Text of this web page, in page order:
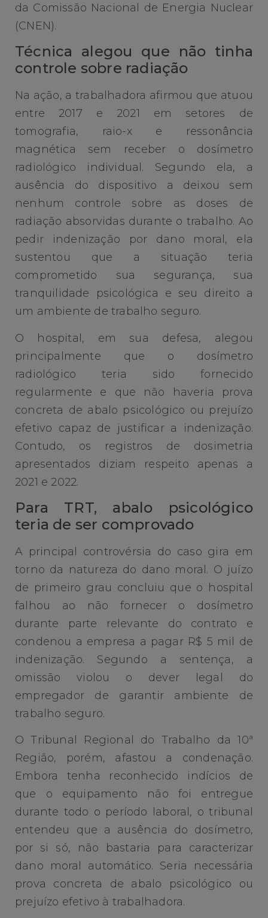
da Comissão Nacional de Energia Nuclear
(CNEN).
Técnica alegou que não tinha
controle sobre radiação
Na ação, a trabalhadora afirmou que atuou
entre 2017 e 2021 em setores de
tomografia, raio-x e ressonância
magnética sem receber o dosímetro
radiológico individual. Segundo ela, a
ausência do dispositivo a deixou sem
nenhum controle sobre as doses de
radiação absorvidas durante o trabalho. Ao
pedir indenização por dano moral, ela
sustentou que a situação teria
comprometido sua segurança, sua
tranquilidade psicológica e seu direito a
um ambiente de trabalho seguro.
O hospital, em sua defesa, alegou
principalmente que o dosímetro
radiológico teria sido fornecido
regularmente e que não haveria prova
concreta de abalo psicológico ou prejuízo
efetivo capaz de justificar a indenização.
Contudo, os registros de dosimetria
apresentados diziam respeito apenas a
2021 e 2022.
Para TRT, abalo psicológico
teria de ser comprovado
A principal controvérsia do caso gira em
torno da natureza do dano moral. O juízo
de primeiro grau concluiu que o hospital
falhou ao não fornecer o dosímetro
durante parte relevante do contrato e
condenou a empresa a pagar R$ 5 mil de
indenização. Segundo a sentença, a
omissão violou o dever legal do
empregador de garantir ambiente de
trabalho seguro.
O Tribunal Regional do Trabalho da 10ª
Região, porém, afastou a condenação.
Embora tenha reconhecido indícios de
que o equipamento não foi entregue
durante todo o período laboral, o tribunal
entendeu que a ausência do dosímetro,
por si só, não bastaria para caracterizar
dano moral automático. Seria necessária
prova concreta de abalo psicológico ou
prejuízo efetivo à trabalhadora.